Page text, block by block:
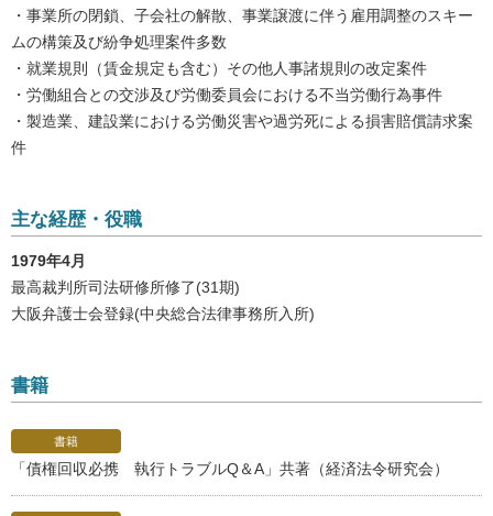
・事業所の閉鎖、子会社の解散、事業譲渡に伴う雇用調整のスキー
ムの構策及び紛争処理案件多数
・就業規則（賃金規定も含む）その他人事諸規則の改定案件
・労働組合との交渉及び労働委員会における不当労働行為事件
・製造業、建設業における労働災害や過労死による損害賠償請求案
件
主な経歴・役職
1979年4月
最高裁判所司法研修所修了(31期)
大阪弁護士会登録(中央総合法律事務所入所)
書籍
書籍
「債権回収必携 執行トラブルQ＆A」共著（経済法令研究会）